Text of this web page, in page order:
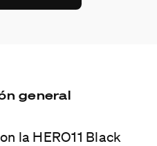
general
la HERO11 Black